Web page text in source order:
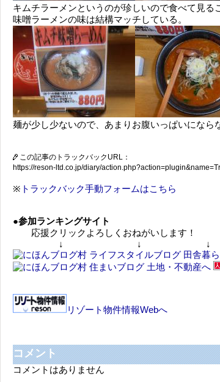
キムチラーメンというのが珍しいので食べて見る
味噌ラーメンの味は結構マッチしている。
麺が少し少ないので、あまりお腹いっぱいになら
この記事のトラックバックURL：
https://reson-ltd.co.jp/diary/
※ トラックバック手動フォームはこちら
●参加ランキングサイト
応援クリックよろしくおねがいします！
↓ ↓ ↓
リゾート物件情報Webへ
コメント
コメントはありません